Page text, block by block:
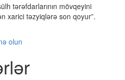
tərəfdarlarının mövqeyini
xarici təzyiqlərə son qoyur”.
olun